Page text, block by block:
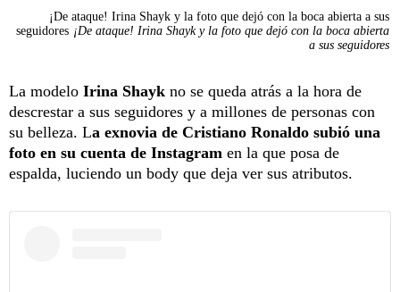
¡De ataque! Irina Shayk y la foto que dejó con la boca abierta a sus
seguidores ¡De ataque! Irina Shayk y la foto que dejó con la boca abierta
a sus seguidores
La modelo Irina Shayk no se queda atrás a la hora de
descrestar a sus seguidores y a millones de personas con
su belleza. La exnovia de Cristiano Ronaldo subió una
foto en su cuenta de Instagram en la que posa de
espalda, luciendo un body que deja ver sus atributos.